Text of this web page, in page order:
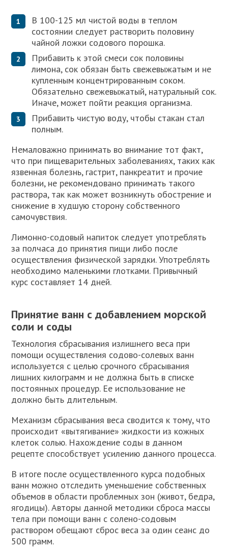
В 100-125 мл чистой воды в теплом
состоянии следует растворить половину
чайной ложки содового порошка.
Прибавить к этой смеси сок половины
лимона, сок обязан быть свежевыжатым и не
купленным концентрированным соком.
Обязательно свежевыжатый, натуральный сок.
Иначе, может пойти реакция организма.
Прибавить чистую воду, чтобы стакан стал
полным.
Немаловажно принимать во внимание тот факт,
что при пищеварительных заболеваниях, таких как
язвенная болезнь, гастрит, панкреатит и прочие
болезни, не рекомендовано принимать такого
раствора, так как может возникнуть обострение и
снижение в худшую сторону собственного
самочувствия.
Лимонно-содовый напиток следует употреблять
за полчаса до принятия пищи либо после
осуществления физической зарядки. Употреблять
необходимо маленькими глотками. Привычный
курс составляет 14 дней.
Принятие ванн с добавлением морской
соли и соды
Технология сбрасывания излишнего веса при
помощи осуществления содово-солевых ванн
используется с целью срочного сбрасывания
лишних килограмм и не должна быть в списке
постоянных процедур. Ее использование не
должно быть длительным.
Механизм сбрасывания веса сводится к тому, что
происходит «вытягивание» жидкости из кожных
клеток солью. Нахождение соды в данном
рецепте способствует усилению данного процесса.
В итоге после осуществленного курса подобных
ванн можно отследить уменьшение собственных
объемов в области проблемных зон (живот, бедра,
ягодицы). Авторы данной методики сброса массы
тела при помощи ванн с солено-содовым
раствором обещают сброс веса за один сеанс до
500 грамм.